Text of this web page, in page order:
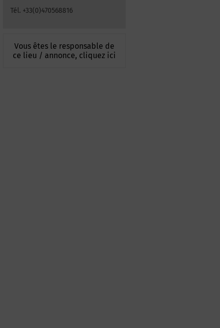
Tél. +33(0)470568816
Vous êtes le responsable de
ce lieu / annonce, cliquez ici